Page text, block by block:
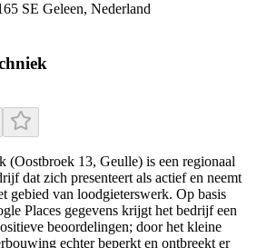
SE Geleen, Nederland
(Oostbroek 13, Geulle) is een regionaal
dat zich presenteert als actief en neemt
gebied van loodgieterswerk. Op basis
Places gegevens krijgt het bedrijf een
beoordelingen; door het kleine
echter beperkt en ontbreekt er